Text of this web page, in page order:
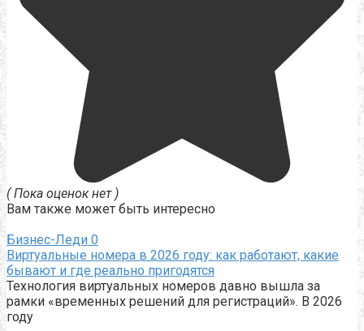
( Пока оценок нет )
Вам также может быть интересно
Бизнес-Леди 0
Виртуальные номера в 2026 году: как работают, какие
бывают и где реально пригодятся
Технология виртуальных номеров давно вышла за
рамки «временных решений для регистраций». В 2026
году